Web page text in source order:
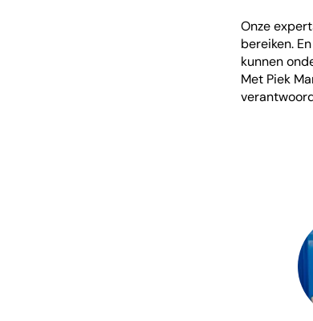
Onze
bereiken.
kunnen
Met Piek